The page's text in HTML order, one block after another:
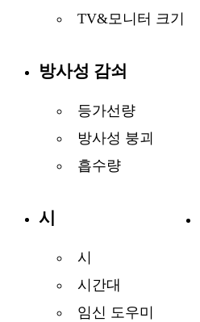
TV&모니터 크기
방사성 감쇠
등가선량
방사성 붕괴
흡수량
시
시
시간대
임신 도우미